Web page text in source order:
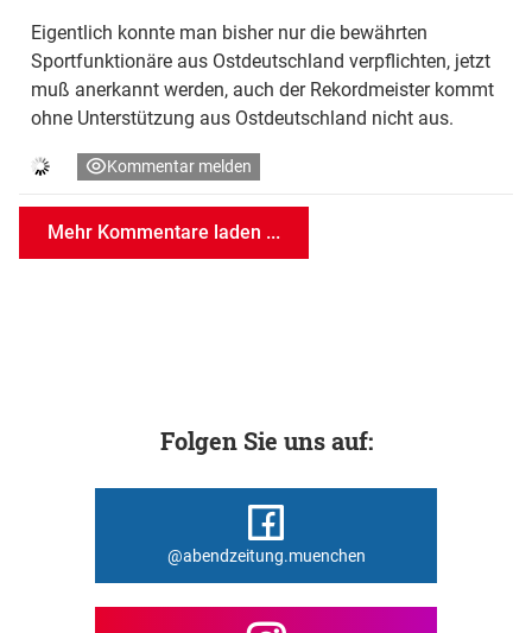
Eigentlich konnte man bisher nur die bewährten
Sportfunktionäre aus Ostdeutschland verpflichten, jetzt
muß anerkannt werden, auch der Rekordmeister kommt
ohne Unterstützung aus Ostdeutschland nicht aus.
Kommentar melden
Mehr Kommentare laden ...
Folgen Sie uns auf:
@abendzeitung.muenchen